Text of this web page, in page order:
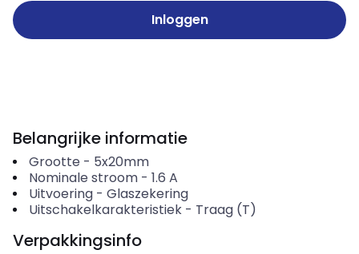
Inloggen
Belangrijke informatie
Grootte - 5x20mm
Nominale stroom- 1.6 A
Uitvoering- Glaszekering
Uitschakelkarakteristiek- Traag (T)
Verpakkingsinfo